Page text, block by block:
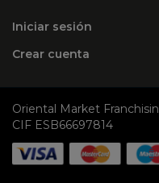
Iniciar sesión
Crear cuenta
Oriental Market
CIF ESB66697814